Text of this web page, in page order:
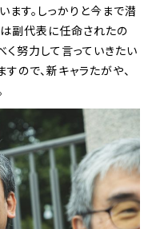
す。しっかりと今まで潜
副代表に任命されたの
く努力して言っていきたい
ので、新キャラたがや、